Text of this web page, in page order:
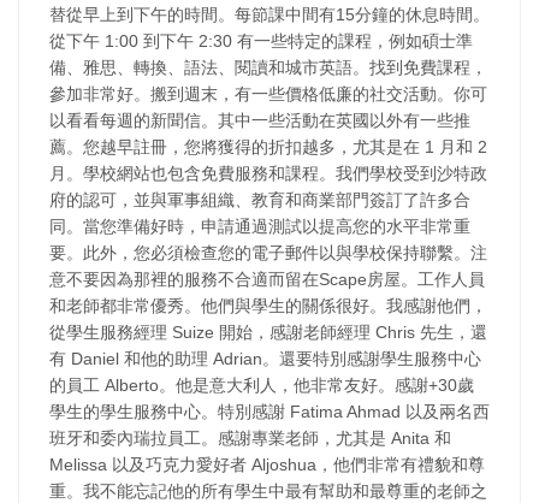
替從早上到下午的時間。每節課中間有15分鐘的休息時間。
從下午 1:00 到下午 2:30 有一些特定的課程，例如碩士準
備、雅思、轉換、語法、閱讀和城市英語。找到免費課程，
參加非常好。搬到週末，有一些價格低廉的社交活動。你可
以看看每週的新聞信。其中一些活動在英國以外有一些推
薦。您越早註冊，您將獲得的折扣越多，尤其是在 1 月和 2
月。學校網站也包含免費服務和課程。我們學校受到沙特政
府的認可，並與軍事組織、教育和商業部門簽訂了許多合
同。當您準備好時，申請通過測試以提高您的水平非常重
要。此外，您必須檢查您的電子郵件以與學校保持聯繫。注
意不要因為那裡的服務不合適而留在Scape房屋。工作人員
和老師都非常優秀。他們與學生的關係很好。我感謝他們，
從學生服務經理 Suize 開始，感謝老師經理 Chris 先生，還
有 Daniel 和他的助理 Adrian。還要特別感謝學生服務中心
的員工 Alberto。他是意大利人，他非常友好。感謝+30歲
學生的學生服務中心。特別感謝 Fatima Ahmad 以及兩名西
班牙和委內瑞拉員工。感謝專業老師，尤其是 Anita 和
Melissa 以及巧克力愛好者 Aljoshua，他們非常有禮貌和尊
重。我不能忘記他的所有學生中最有幫助和最尊重的老師之